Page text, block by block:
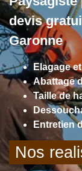
devis
Garonne
Elagage
Abattage
Taille de
Entretien
Nos